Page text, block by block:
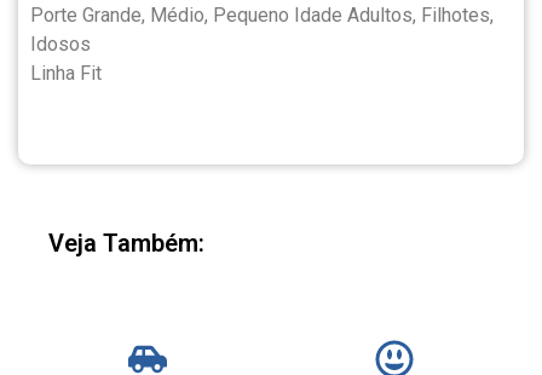
Porte Grande, Médio, Pequeno Idade Adultos, Filhotes,
Idosos
Linha Fit
Veja Também: